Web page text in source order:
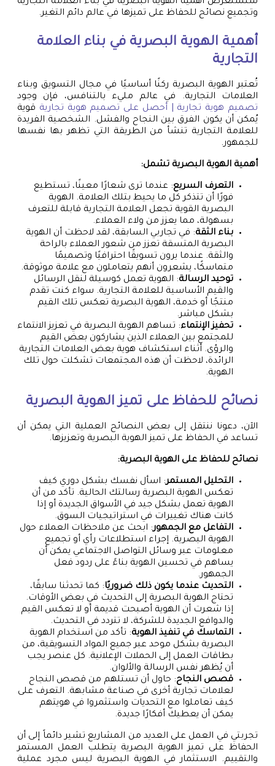
سنستعرض أهمية الهوية البصرية في بناء العلامة التجارية
وتجميع نصائح للحفاظ على تميزها في عالم دائم التغير.
أهمية الهوية البصرية في بناء العلامة
التجارية
تُعتبر الهوية البصرية ركنًا أساسيًا في مجال التسويق وبناء
العلامات التجارية. في عالم مليء بالتنافس، فإن وجود
تصميم هوية تجارية | أحصل على تصميم هوية تجارية قوية
يُمكن أن يكون الفرق بين النجاح والفشل. الشخصية الفريدة
للعلامة التجارية تنشأ من الطريقة التي تظهر بها نفسها
للجمهور.
أهمية الهوية البصرية تشمل:
التعرف السريع: عندما ترى شعارًا معينًا، تستطيع
فورًا أن تتذكر كل ما يحيط بتلك العلامة. الهوية
البصرية القوية تجعل العلامة التجارية قابلة للتعرف
بسهولة، مما يعزز من ولاء العملاء.
بناء الثقة: في تجاربي السابقة، لقد لاحظت أن الهوية
البصرية المتسقة تعزز من شعور العملاء بالراحة
والثقة. عندما يرون تسويقًا احترافيًا وتصميمًا
متماسكًا، يشعرون أنهم يتعاملون مع علامة موثوقة.
توحيد الرسالة: الهوية تعمل كوسيلة لنقل الرسائل
والقيم الأساسية للعلامة التجارية. سواء كنت تقدم
منتجًا أو خدمة، الهوية البصرية تعكس تلك القيم
بشكل مباشر.
تحفيز الإنتماء: تساهم الهوية البصرية في تعزيز الانتماء
للمجتمع بين العملاء الذين يشاركون بعض القيم
والرؤى. أثناء استكشاف هوية بعض العلامات التجارية
الرائدة، لاحظت أن هذه المجتمعات تشكلت حول تلك
الهوية.
نصائح للحفاظ على تميز الهوية البصرية
الآن، دعونا ننتقل إلى بعض النصائح العملية التي يمكن أن
تساعد في الحفاظ على تميز الهوية البصرية وتعزيزها.
نصائح للحفاظ على الهوية البصرية:
التحليل المستمر: اسأل نفسك بشكل دوري كيف
تعكس الهوية البصرية رسالتك الحالية. تأكد من أن
الهوية تعمل بشكل جيد في الأسواق الجديدة أو إذا
كانت هناك تغييرات في استراتيجيات السوق.
التفاعل مع الجمهور: ابحث عن ملاحظات العملاء حول
الهوية البصرية. إجراء استطلاعات رأي أو تجميع
معلومات عبر وسائل التواصل الاجتماعي يمكن أن
يساهم في تحسين الهوية بناءً على ردود فعل
الجمهور.
التحديث عندما يكون ذلك ضروريًا: كما تحدثنا سابقًا،
تحتاج الهوية البصرية إلى التحديث في بعض الأوقات.
إذا شعرت أن الهوية أصبحت قديمة أو لا تعكس القيم
والدوافع الجديدة للشركة، لا تتردد في التحديث.
التماسك في تنفيذ الهوية: تأكد من استخدام الهوية
البصرية بشكل موحد عبر جميع المواد التسويقية، من
بطاقات العمل إلى الحملات الإعلانية. كل عنصر يجب
أن يُظهر نفس الرسالة والألوان.
قصص النجاح: حاول أن تستلهم من قصص النجاح
لعلامات تجارية أخرى في صناعة مشابهة. التعرف على
كيف تعاملوا مع التحديات واستثمروا في هويتهم
يمكن أن يعطيك أفكارًا جديدة.
تجربتي في العمل على العديد من المشاريع تشير دائماً إلى أن
الحفاظ على تميز الهوية البصرية يتطلب العمل المستمر
والتقييم. الاستثمار في الهوية البصرية ليس مجرد عملية